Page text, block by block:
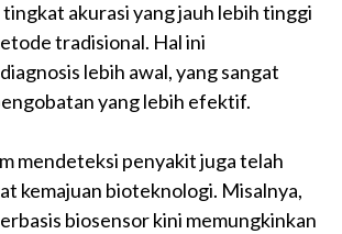
akurasi yang jauh lebih tinggi
tradisional. Hal ini
lebih awal, yang sangat
yang lebih efektif.
mendeteksi penyakit juga telah
kemajuan bioteknologi. Misalnya,
biosensor kini memungkinkan